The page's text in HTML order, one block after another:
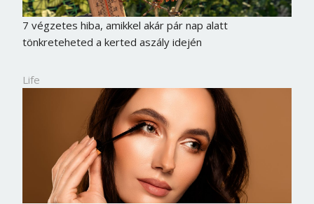
7 végzetes hiba, amikkel akár pár nap alatt
tönkreteheted a kerted aszály idején
Life